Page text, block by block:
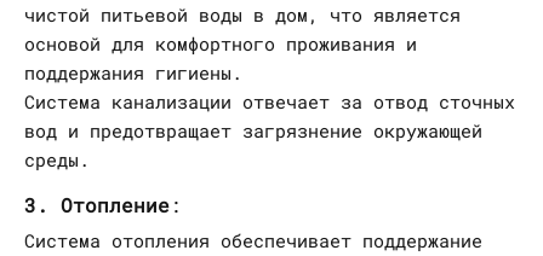
чистой питьевой воды в дом, что является
основой для комфортного проживания и
поддержания гигиены.
Система канализации отвечает за отвод сточных
вод и предотвращает загрязнение окружающей
среды.
3. Отопление:
Система отопления обеспечивает поддержание